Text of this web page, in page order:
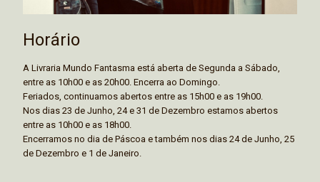
Horário
A Livraria Mundo Fantasma está aberta de Segunda a Sábado,
entre as 10h00 e as 20h00. Encerra ao Domingo.
Feriados, continuamos abertos entre as 15h00 e as 19h00.
Nos dias 23 de Junho, 24 e 31 de Dezembro estamos abertos
entre as 10h00 e as 18h00.
Encerramos no dia de Páscoa e também nos dias 24 de Junho, 25
de Dezembro e 1 de Janeiro.